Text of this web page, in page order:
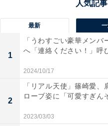
最新
1
「うわすごい豪華メンバ
へ「連絡ください！」呼
2024/10/17
2
「リアル天使」篠崎愛、
ローブ姿に「可愛すぎん
2023/03/03